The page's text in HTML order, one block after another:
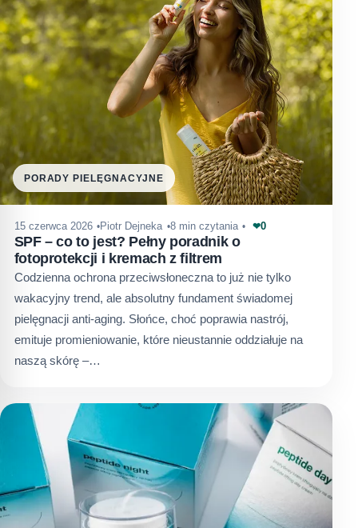
PORADY PIELĘGNACYJNE
15 czerwca 2026 Piotr Dejneka 8 min czytania ❤0
SPF – co to jest? Pełny poradnik o
fotoprotekcji i kremach z filtrem
Codzienna ochrona przeciwsłoneczna to już nie tylko
wakacyjny trend, ale absolutny fundament świadomej
pielęgnacji anti-aging. Słońce, choć poprawia nastrój,
emituje promieniowanie, które nieustannie oddziałuje na
naszą skórę –…